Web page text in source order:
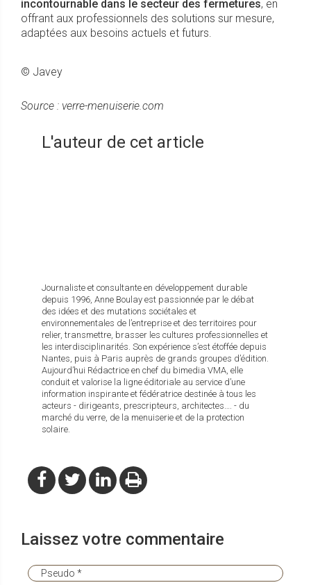
incontournable dans le secteur des fermetures, en
offrant aux professionnels des solutions sur mesure,
adaptées aux besoins actuels et futurs.
© Javey
Source : verre-menuiserie.com
L'auteur de cet article
Journaliste et consultante en développement durable
depuis 1996, Anne Boulay est passionnée par le débat
des idées et des mutations sociétales et
environnementales de l’entreprise et des territoires pour
relier, transmettre, brasser les cultures professionnelles et
les interdisciplinarités. Son expérience s’est étoffée depuis
Nantes, puis à Paris auprès de grands groupes d’édition.
Aujourd’hui Rédactrice en chef du bimedia VMA, elle
conduit et valorise la ligne éditoriale au service d’une
information inspirante et fédératrice destinée à tous les
acteurs - dirigeants, prescripteurs, architectes…. - du
marché du verre, de la menuiserie et de la protection
solaire.
Laissez votre commentaire